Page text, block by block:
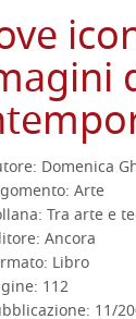
Domenica
Arte
Tra arte e
Ancora
Libro
112
11/